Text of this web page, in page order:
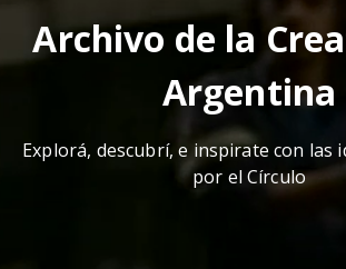
Archivo de la
Argentina
Explorá, descubrí, e inspirate con las
por el Círculo